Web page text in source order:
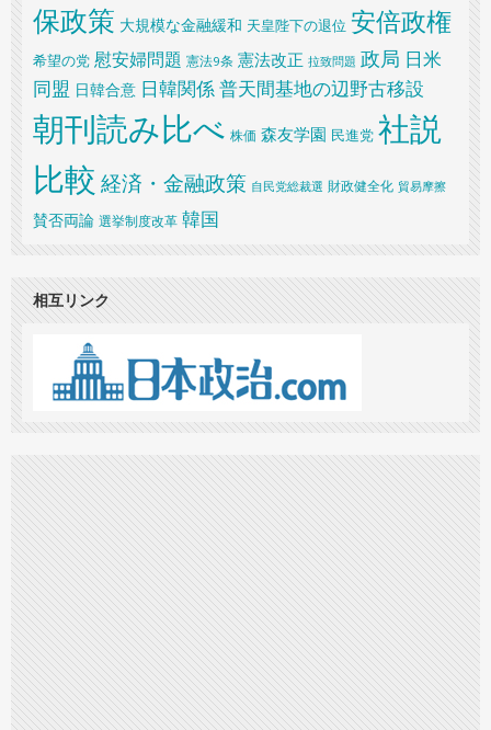
保政策 大規模な金融緩和 天皇陛下の退位 安倍政権
希望の党 慰安婦問題 憲法9条 憲法改正 拉致問題 政局 日米
同盟 日韓合意 日韓関係普天間基地の辺野古移設
朝刊読み比べ 株価 森友学園 民進党 社説
比較 経済・金融政策 自民党総裁選 財政健全化 貿易摩擦
賛否両論 選挙制度改革 韓国
相互リンク